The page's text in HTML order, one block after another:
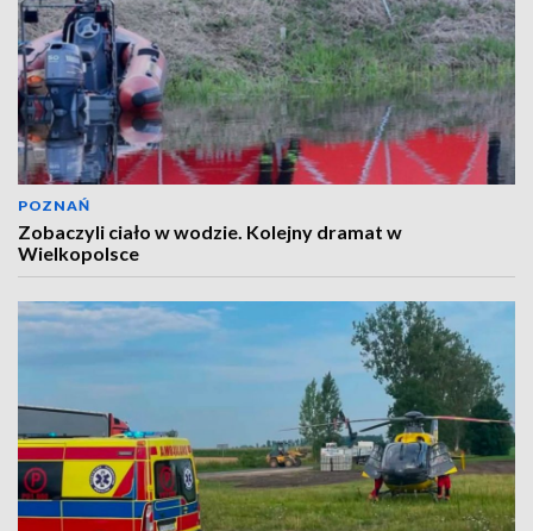
POZNAŃ
Zobaczyli ciało w wodzie. Kolejny dramat w
Wielkopolsce